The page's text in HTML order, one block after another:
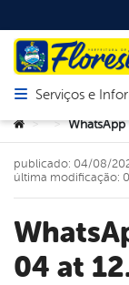
Abrir menu
Serviços e
Você está aqui:
> >
WhatsApp Image 2025-08-
04 at
publicado: 04/08/
última modificação: